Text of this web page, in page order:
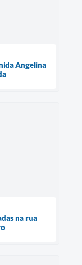
Angelina
na rua